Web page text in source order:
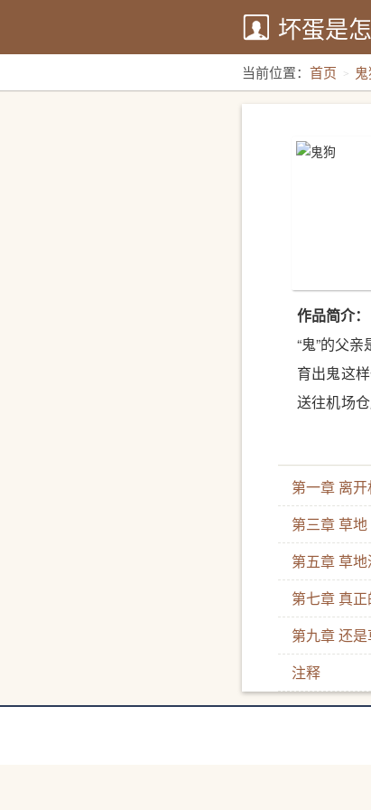
坏蛋是
当前位置： 首页
作品简介：
“鬼”的父
育出鬼这
送往机场
度，却在
的工具。
一头荒蛮
勒在鬼的
的生命中
上这段命
亲密无间
楞，只能
动不动，
第一章 离
第三章 草地
第五章 草
第七章 真
第九章 还
注释